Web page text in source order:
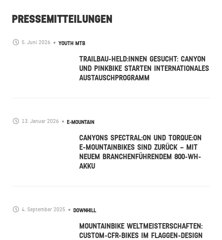
PRESSEMITTEILUNGEN
5. Juni 2026 YOUTH MTB
TRAILBAU-HELD:INNEN GESUCHT: CANYON
UND PINKBIKE STARTEN INTERNATIONALES
AUSTAUSCHPROGRAMM
13. Januar 2026 E-MOUNTAIN
CANYONS SPECTRAL:ON UND TORQUE:ON
E-MOUNTAINBIKES SIND ZURÜCK – MIT
NEUEM BRANCHENFÜHRENDEM 800-WH-
AKKU
4. September 2025 DOWNHILL
MOUNTAINBIKE WELTMEISTERSCHAFTEN:
CUSTOM-CFR-BIKES IM FLAGGEN-DESIGN